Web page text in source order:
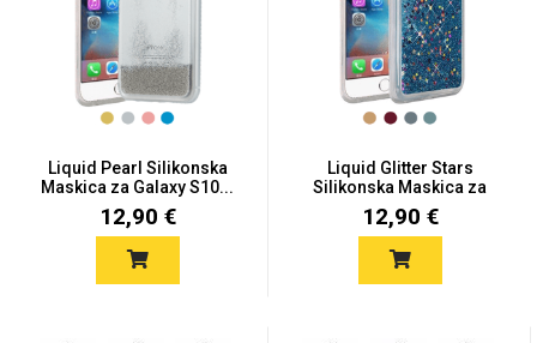
Liquid Pearl Silikonska
Maskica za Galaxy S10...
12,90 €
Liquid Glitter Stars
Silikonska Maskica za
Gal...
12,90 €